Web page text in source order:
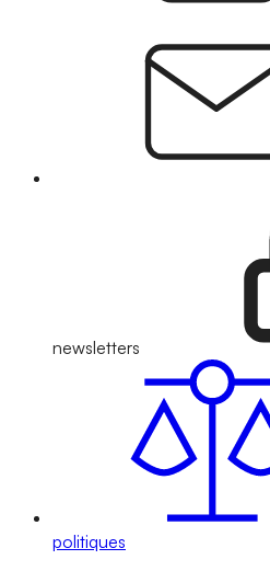
newsletters
politiques